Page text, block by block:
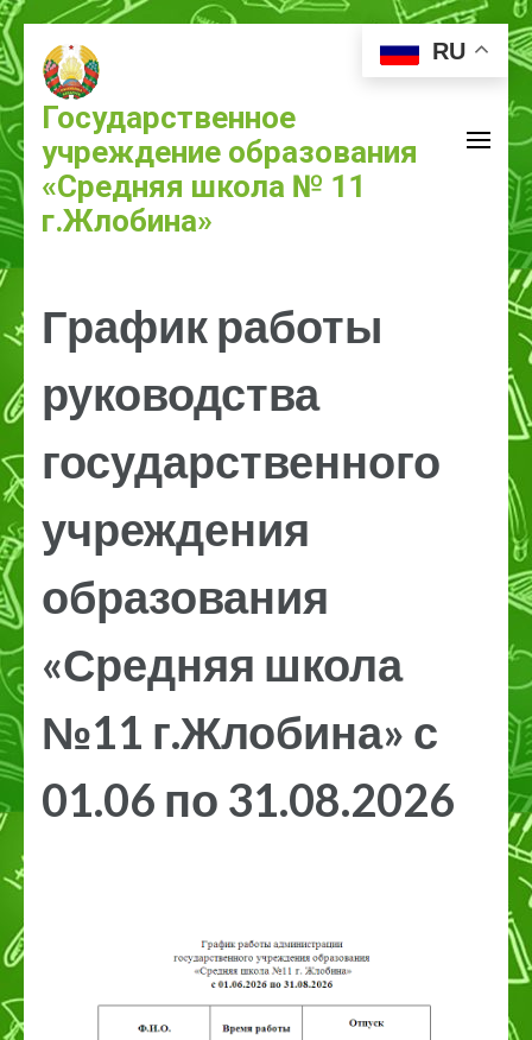
Государственное
учреждение образования
«Средняя школа № 11
г.Жлобина»
График работы
руководства
государственного
учреждения
образования
«Средняя школа
№11 г.Жлобина» с
01.06 по 31.08.2026
RU